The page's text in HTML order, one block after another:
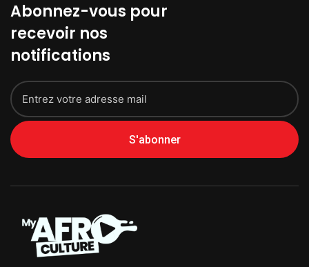
Abonnez-vous pour
recevoir nos
notifications
S'abonner